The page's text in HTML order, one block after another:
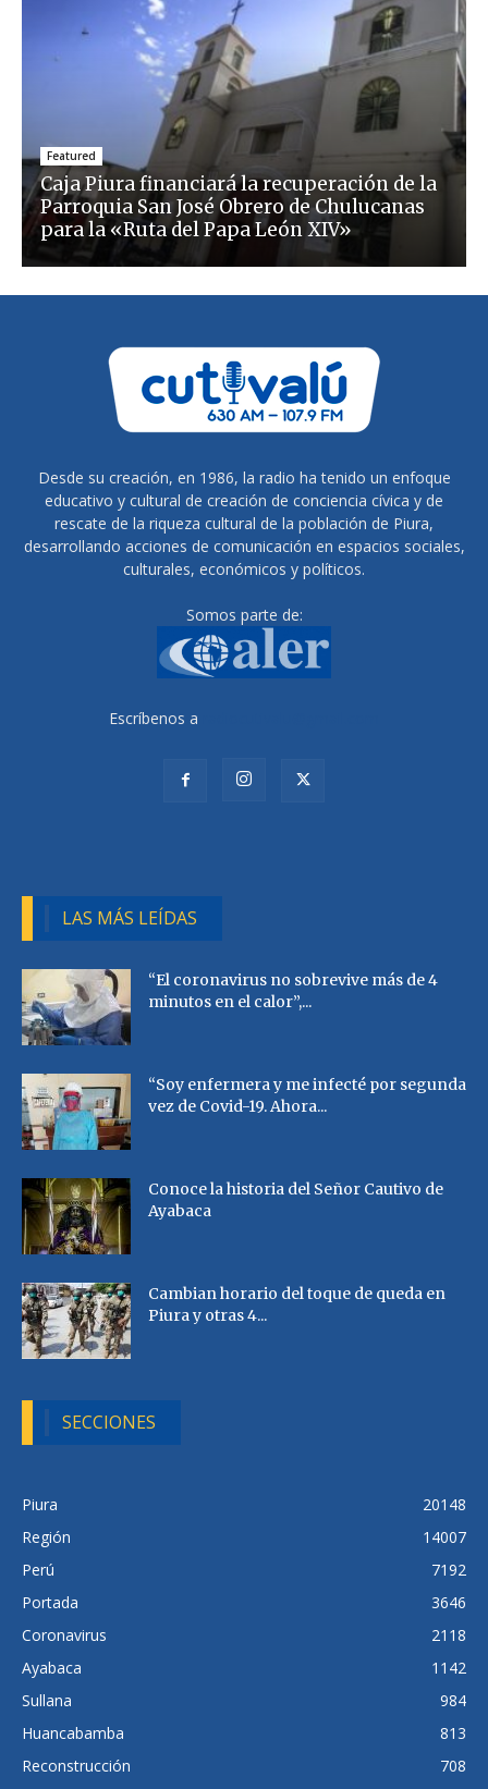
Featured
Caja Piura financiará la recuperación de la
Parroquia San José Obrero de Chulucanas
para la «Ruta del Papa León XIV»
Desde su creación, en 1986, la radio ha tenido un enfoque
educativo y cultural de creación de conciencia cívica y de
rescate de la riqueza cultural de la población de Piura,
desarrollando acciones de comunicación en espacios sociales,
culturales, económicos y políticos.
Somos parte de:
Escríbenos a
LAS MÁS LEÍDAS
“El coronavirus no sobrevive más de 4
minutos en el calor”,...
“Soy enfermera y me infecté por segunda
vez de Covid-19. Ahora...
Conoce la historia del Señor Cautivo de
Ayabaca
Cambian horario del toque de queda en
Piura y otras 4...
SECCIONES
Piura
20148
Región
14007
Perú
7192
Portada
3646
Coronavirus
2118
Ayabaca
1142
Sullana
984
Huancabamba
813
Reconstrucción
708